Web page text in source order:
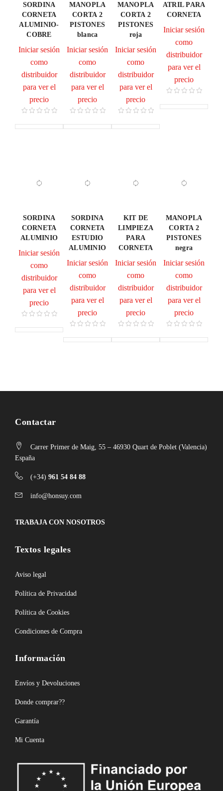
SORDINA
CORNETA
ALUMINIO-
COBRE
Iniciar sesión
como
distribuidor
para ver el
precio
MANOPLA
CORTA 2
PISTONES
blanca
Iniciar sesión
como
distribuidor
para ver el
precio
MANOPLA
CORTA 2
PISTONES
roja
Iniciar sesión
como
distribuidor
para ver el
precio
ATRIL PARA
CORNETA
Iniciar sesión
como
distribuidor
para ver el
precio
SORDINA
CORNETA
ALUMINIO
Iniciar sesión
como
distribuidor
para ver el
precio
SORDINA
CORNETA
ESTUDIO
ALUMINIO
Iniciar sesión
como
distribuidor
para ver el
precio
KIT DE
LIMPIEZA
PARA
CORNETA
Iniciar sesión
como
distribuidor
para ver el
precio
MANOPLA
CORTA 2
PISTONES
negra
Iniciar sesión
como
distribuidor
para ver el
precio
Contactar
Carrer Primer de Maig, 55 – 46930 Quart de Poblet (Valencia)
España
(+34) 961 54 84 88
info@honsuy.com
TRABAJA CON NOSOTROS
Textos legales
Aviso legal
Política de Privacidad
Política de Cookies
Condiciones de Compra
Información
Envíos y Devoluciones
Donde comprar??
Garantía
Mi Cuenta